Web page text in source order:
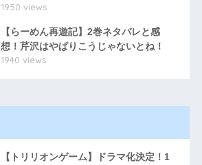
1950 views
【らーめん再遊記】2巻ネタバレと感
想！芹沢はやぱりこうじゃないとね！
1940 views
【トリリオンゲーム】ドラマ化決定！1